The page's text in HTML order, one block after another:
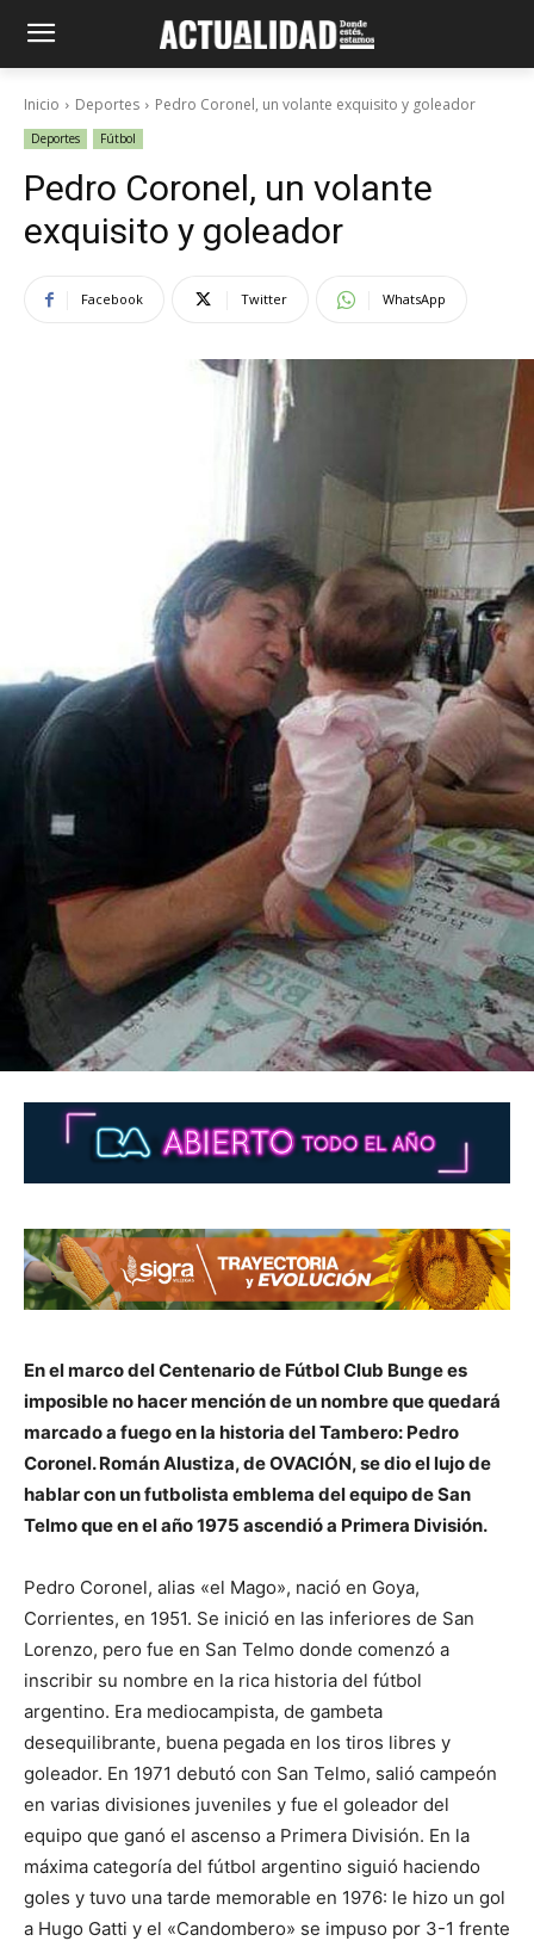
Inicio Deportes Pedro Coronel, un volante exquisito y goleador
Deportes Fútbol
Pedro Coronel, un volante
exquisito y goleador
Facebook Twitter WhatsApp
En el marco del Centenario de Fútbol Club Bunge es
imposible no hacer mención de un nombre que quedará
marcado a fuego en la historia del Tambero: Pedro
Coronel. Román Alustiza, de OVACIÓN, se dio el lujo de
hablar con un futbolista emblema del equipo de San
Telmo que en el año 1975 ascendió a Primera División.
Pedro Coronel, alias «el Mago», nació en Goya,
Corrientes, en 1951. Se inició en las inferiores de San
Lorenzo, pero fue en San Telmo donde comenzó a
inscribir su nombre en la rica historia del fútbol
argentino. Era mediocampista, de gambeta
desequilibrante, buena pegada en los tiros libres y
goleador. En 1971 debutó con San Telmo, salió campeón
en varias divisiones juveniles y fue el goleador del
equipo que ganó el ascenso a Primera División. En la
máxima categoría del fútbol argentino siguió haciendo
goles y tuvo una tarde memorable en 1976: le hizo un gol
a Hugo Gatti y el «Candombero» se impuso por 3-1 frente